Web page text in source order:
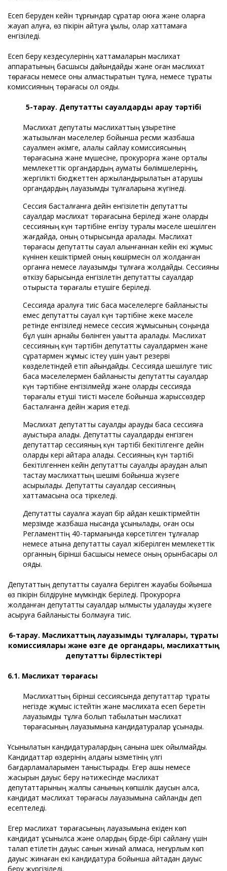
Есеп беруден кейін тұрғындар сұрақтар қоюға және оларға
жауап алуға, өз пікірін айтуға құқылы, олар хаттамаға
енгізіледі.
Есеп беру кездесулерінің хаттамаларын мәслихат
аппаратының басшысы дайындайды және оған мәслихат
төрағасы немесе оны алмастыратын тұлға, немесе тұрақты
комиссияның төрағасы қол қояды.
5-тарау. Депутаттық сауалдарды қарау тәртібі
Мәслихат депутаты мәслихаттың құзыретіне
жатқызылған мәселелер бойынша ресми жазбаша
сауалмен әкімге, қалалық сайлау комиссиясының
төрағасына және мүшесіне, прокурорға және орталық
мемлекеттік органдардың аумақтық бөлімшелерінің,
жергілікті бюджеттен қаржыландырылатын атқарушы
органдардың лауазымды тұлғаларына жүгінеді.
Сессия басталғанға дейін енгізілетін депутаттық
сауалдар мәслихат төрағасына беріледі және оларды
сессияның күн тәртібіне енгізу туралы мәселе шешілген
жағдайда, оның отырысында қаралады. Мәслихат
төрағасы депутаттық сауал алынғаннан кейін екі жұмыс
күнінен кешіктірмей оның көшірмесін ол жолданған
органға немесе лауазымды тұлғаға жолдайды. Сессияны
өткізу барысында енгізілетін депутаттық сауалдар
отырыста төрағалық етушіге беріледі.
Сессияда қаралуға тиіс басқа мәселелерге байланысты
емес депутаттық сауал күн тәртібіне жеке мәселе
ретінде енгізіледі немесе сессия жұмысының соңында
бұл үшін арнайы бөлінген уақытта қаралады. Мәслихат
сессияның күн тәртібін депутаттық сауалдармен және
сұрақтармен жұмыс істеу үшін уақыт резерві
көзделетіндей етіп айқындайды. Сессияда шешілуге тиіс
басқа мәселелермен байланысты депутаттық сауалдар
күн тәртібіне енгізілмейді және оларды сессияда
төрағалық етуші тиісті мәселе бойынша жарыссөздер
басталғанға дейін жария етеді.
Мәслихат депутаттық сауалды қарауды басқа сессияға
ауыстыра алады. Депутаттық сауалдарды енгізген
депутаттар сессияның күн тәртібі бекітілгенге дейін
оларды кері қайтара алады. Сессияның күн тәртібі
бекітілгеннен кейін депутаттық сауалды қараудан алып
тастау мәслихаттың шешімі бойынша жүзеге
асырылады. Депутаттық сауалдар сессияның
хаттамасына қоса тіркеледі.
Депутаттық сауалға жауап бір айдан кешіктірмейтін
мерзімде жазбаша нысанда ұсынылады, оған осы
Регламенттің 40-тармағында көрсетілген тұлғалар
немесе атына депутаттық сауал жіберілген мемлекеттік
органның бірінші басшысы немесе оның орынбасары қол
қояды.
Депутаттың депутаттық сауалға берілген жауабы бойынша
өз пікірін білдіруіне мүмкіндік беріледі. Прокурорға
жолданған депутаттық сауалдар қылмыстық қудалауды жүзеге
асыруға байланысты болмауға тиіс.
6-тарау. Мәслихаттың лауазымды тұлғалары, тұрақты
комиссиялары және өзге де органдары, мәслихаттың
депутаттық бірлестіктері
6.1. Мәслихат төрағасы
Мәслихаттың бірінші сессиясында депутаттар тұрақты
негізде жұмыс істейтін және мәслихатқа есеп беретін
лауазымды тұлға болып табылатын мәслихат
төрағасының лауазымына кандидатуралар ұсынады.
Ұсынылатын кандидатуралардың санына шек қойылмайды.
Кандидаттар өздерінің алдағы қызметінің үлгі
бағдарламаларымен таныстырады. Егер ашық немесе
жасырын дауыс беру нәтижесінде мәслихат
депутаттарының жалпы санының көпшілік даусын алса,
кандидат мәслихат төрағасы лауазымына сайланды деп
есептеледі.
Егер мәслихат төрағасының лауазымына екіден көп
кандидат ұсынылса және олардың бірде-бірі сайлану үшін
талап етілетін дауыс санын жинай алмаса, неғұрлым көп
дауыс жинаған екі кандидатура бойынша қайтадан дауыс
беру жүргізіледі.